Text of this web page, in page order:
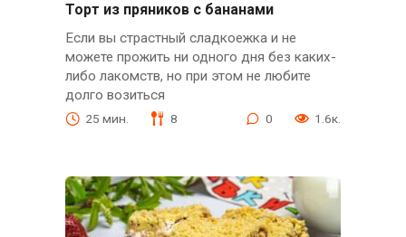
Торт из пряников с бананами
Если вы страстный сладкоежка и не
можете прожить ни одного дня без каких-
либо лакомств, но при этом не любите
долго возиться
25 мин. 8 0 1.6к.